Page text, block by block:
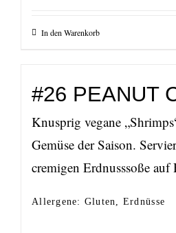
In den Warenkorb
#26 PEANUT
Knusprig vegane
Gemüse der Saison.
cremigen Erdnusssoße auf
Allergene: Gluten, Erdnüsse